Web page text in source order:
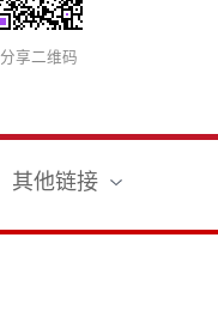
分享二维码
其他链接